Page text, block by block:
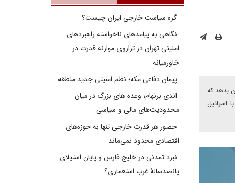
بدهد که
اسرائیل
گره سیاست خارجی ایران چیست؟
نگاهی به پیامدهای ناخواسته راهبردهای
امنیتی تهران در ترازوی موازنه قدرت در
خاورمیانه
پیمان دفاعی مکه؛ نظم امنیتی جدید منطقه
اندی برنهام؛ وعده های بزرگ در میان
محدودیت‌های مالی و سیاسی
حضور هر قدرت خارجی تنها به حوزه‌های
اقتصادی محدود نمی‌ماند
نبرد تمدنی در خلیج فارس و پایان استیلای
پانصدسالۀ غرب استعماری؟